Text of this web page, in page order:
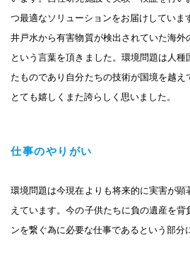
つ最適なソリューションをお届けしていま
井戸水から有害物質が検出されていた海外
という言葉を頂きました。環境問題は人
たものであり自分たちの技術が国境を越
とても嬉しくまた誇らしく思いました。
仕事のやりがい
環境問題は今現在よりも将来的に実害が
えています。今の子供たちに負の遺産を背
ンを繋ぐ為に必要な仕事であるという部分